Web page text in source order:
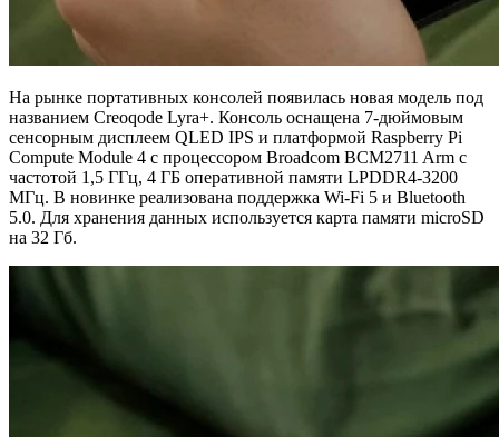
На рынке портативных консолей появилась новая модель под
названием Creoqode Lyra+. Консоль оснащена 7-дюймовым
сенсорным дисплеем QLED IPS и платформой Raspberry Pi
Compute Module 4 с процессором Broadcom BCM2711 Arm с
частотой 1,5 ГГц, 4 ГБ оперативной памяти LPDDR4-3200
МГц. В новинке реализована поддержка Wi-Fi 5 и Bluetooth
5.0. Для хранения данных используется карта памяти microSD
на 32 Гб.